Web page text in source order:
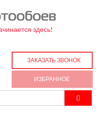
здесь!
ЗАКАЗАТЬ ЗВОНОК
ИЗБРАННОЕ